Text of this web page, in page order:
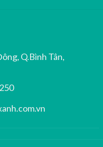
Q.Bình Tân,